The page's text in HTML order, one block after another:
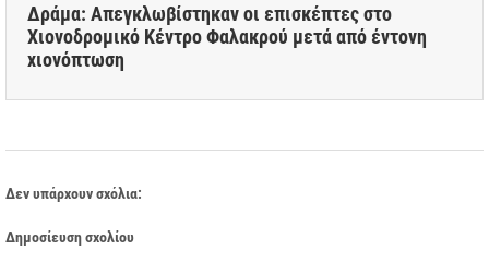
Δράμα: Απεγκλωβίστηκαν οι επισκέπτες στο
Χιονοδρομικό Κέντρο Φαλακρού μετά από έντονη
χιονόπτωση
Δεν υπάρχουν σχόλια:
Δημοσίευση σχολίου